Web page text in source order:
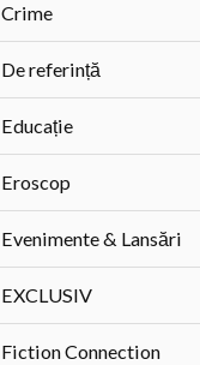
Crime
De referință
Educație
Eroscop
Evenimente & Lansări
EXCLUSIV
Fiction Connection